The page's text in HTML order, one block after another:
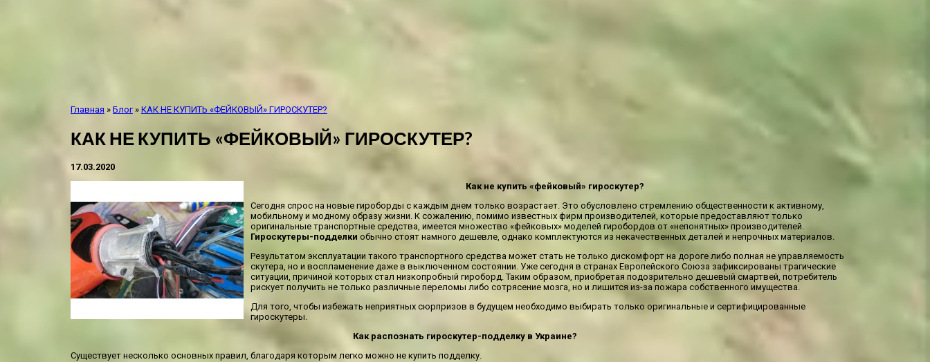
Главная » Блог» КАК НЕ КУПИТЬ «ФЕЙКОВЫЙ» ГИРОСКУТЕР?
КАК НЕ КУПИТЬ «ФЕЙКОВЫЙ» ГИРОСКУТЕР?
17.03.2020
Как не купить «фейковый» гироскутер?
Сегодня спрос на новые гироборды с каждым днем только возрастает. Это обусловлено стремлению общественности к активному,
мобильному и модному образу жизни. К сожалению, помимо известных фирм производителей, которые предоставляют только
оригинальные транспортные средства, имеется множество «фейковых» моделей гиробордов от «непонятных» производителей.
Гироскутеры-подделки обычно стоят намного дешевле, однако комплектуются из некачественных деталей и непрочных материалов.
Результатом эксплуатации такого транспортного средства может стать не только дискомфорт на дороге либо полная не управляемость
скутера, но и воспламенение даже в выключенном состоянии. Уже сегодня в странах Европейского Союза зафиксированы трагические
ситуации, причиной которых стал низкопробный гироборд. Таким образом, приобретая подозрительно дешевый смартвей, потребитель
рискует получить не только различные переломы либо сотрясение мозга, но и лишится из-за пожара собственного имущества.
Для того, чтобы избежать неприятных сюрпризов в будущем необходимо выбирать только оригинальные и сертифицированные
гироскутеры.
Как распознать гироскутер-подделку в Украине?
Существует несколько основных правил, благодаря которым легко можно не купить подделку.